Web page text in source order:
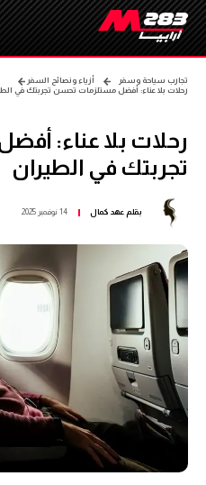
تجارب سياحة وسفر
أزياء ونصائح السفر
رحلات بلا عناء: أفضل مستلزمات تحسن تجربتك في
رحلات بلا عناء:
تجربتك في الطيران
بقلمعهد كمال 14 نوفمبر 2025